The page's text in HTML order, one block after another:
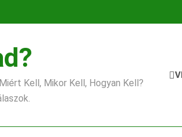
Kell, Mikor Kell, Hogyan Kell?